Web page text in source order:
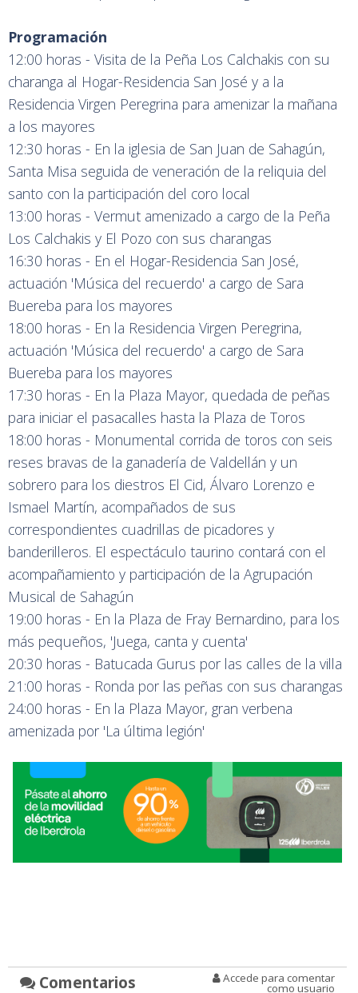
Programación
12:00 horas - Visita de la Peña Los Calchakis con su
charanga al Hogar-Residencia San José y a la
Residencia Virgen Peregrina para amenizar la mañana
a los mayores
12:30 horas - En la iglesia de San Juan de Sahagún,
Santa Misa seguida de veneración de la reliquia del
santo con la participación del coro local
13:00 horas - Vermut amenizado a cargo de la Peña
Los Calchakis y El Pozo con sus charangas
16:30 horas - En el Hogar-Residencia San José,
actuación 'Música del recuerdo' a cargo de Sara
Buereba para los mayores
18:00 horas - En la Residencia Virgen Peregrina,
actuación 'Música del recuerdo' a cargo de Sara
Buereba para los mayores
17:30 horas - En la Plaza Mayor, quedada de peñas
para iniciar el pasacalles hasta la Plaza de Toros
18:00 horas - Monumental corrida de toros con seis
reses bravas de la ganadería de Valdellán y un
sobrero para los diestros El Cid, Álvaro Lorenzo e
Ismael Martín, acompañados de sus
correspondientes cuadrillas de picadores y
banderilleros. El espectáculo taurino contará con el
acompañamiento y participación de la Agrupación
Musical de Sahagún
19:00 horas - En la Plaza de Fray Bernardino, para los
más pequeños, 'Juega, canta y cuenta'
20:30 horas - Batucada Gurus por las calles de la villa
21:00 horas - Ronda por las peñas con sus charangas
24:00 horas - En la Plaza Mayor, gran verbena
amenizada por 'La última legión'
Comentarios Accede para comentar
como usuario